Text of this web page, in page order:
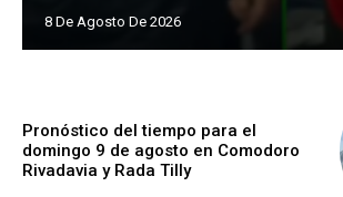
8 De Agosto De 2026
Pronóstico del tiempo para el
domingo 9 de agosto en Comodoro
Rivadavia y Rada Tilly